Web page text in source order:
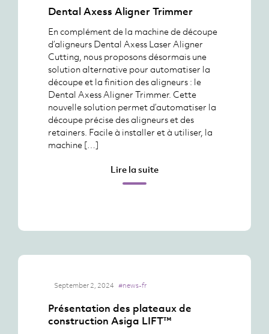
Dental Axess Aligner Trimmer
En complément de la machine de découpe
d’aligneurs Dental Axess Laser Aligner
Cutting, nous proposons désormais une
solution alternative pour automatiser la
découpe et la finition des aligneurs : le
Dental Axess Aligner Trimmer. Cette
nouvelle solution permet d’automatiser la
découpe précise des aligneurs et des
retainers. Facile à installer et à utiliser, la
machine […]
Lire la suite
September 2, 2024 #news-fr
Présentation des plateaux de
construction Asiga LIFT™